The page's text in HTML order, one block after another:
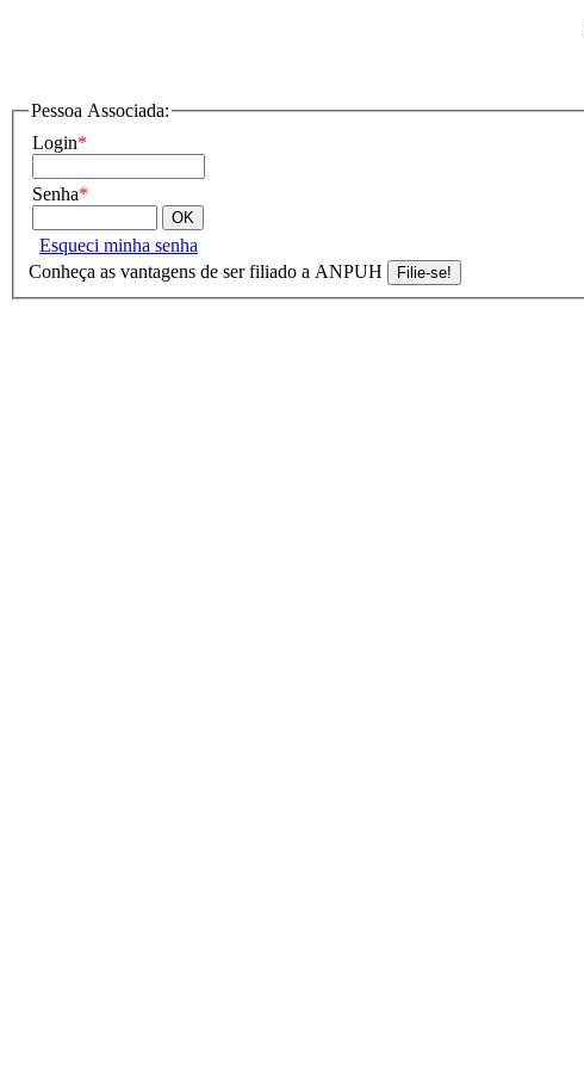
Pessoa Associada:
Login*
Senha*
Esqueci minha senha
Conheça as vantagens de ser filiado a ANPUH